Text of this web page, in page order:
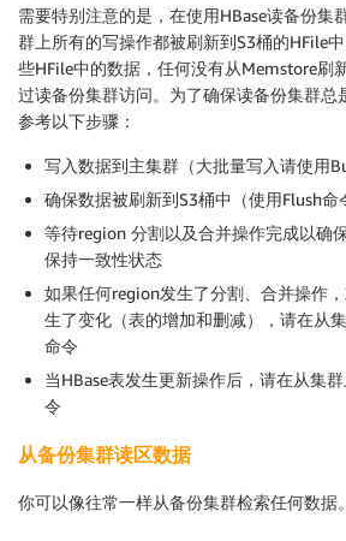
需要特别注意的是，在使用HBase读备份集
群上所有的写操作都被刷新到S3桶的HFile
些HFile中的数据，任何没有从Memstore刷
过读备份集群访问。为了确保读备份集群总
参考以下步骤：
写入数据到主集群（大批量写入请使用
确保数据被刷新到S3桶中（使用Flush命
等待region 分割以及合并操作完成以确
保持一致性状态
如果任何region发生了分割、合并操作
生了变化（表的增加和删减），请在从
命令
当HBase表发生更新操作后，请在从集
令
从备份集群读区数据
你可以像往常一样从备份集群检索任何数据。